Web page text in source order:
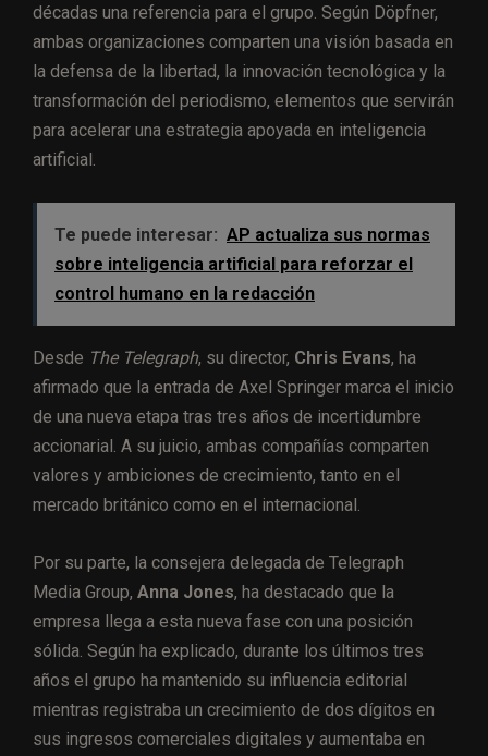
décadas una referencia para el grupo. Según Döpfner,
ambas organizaciones comparten una visión basada en
la defensa de la libertad, la innovación tecnológica y la
transformación del periodismo, elementos que servirán
para acelerar una estrategia apoyada en inteligencia
artificial.
Te puede interesar: AP actualiza sus normas
sobre inteligencia artificial para reforzar el
control humano en la redacción
Desde The Telegraph, su director, Chris Evans, ha
afirmado que la entrada de Axel Springer marca el inicio
de una nueva etapa tras tres años de incertidumbre
accionarial. A su juicio, ambas compañías comparten
valores y ambiciones de crecimiento, tanto en el
mercado británico como en el internacional.
Por su parte, la consejera delegada de Telegraph
Media Group, Anna Jones, ha destacado que la
empresa llega a esta nueva fase con una posición
sólida. Según ha explicado, durante los últimos tres
años el grupo ha mantenido su influencia editorial
mientras registraba un crecimiento de dos dígitos en
sus ingresos comerciales digitales y aumentaba en